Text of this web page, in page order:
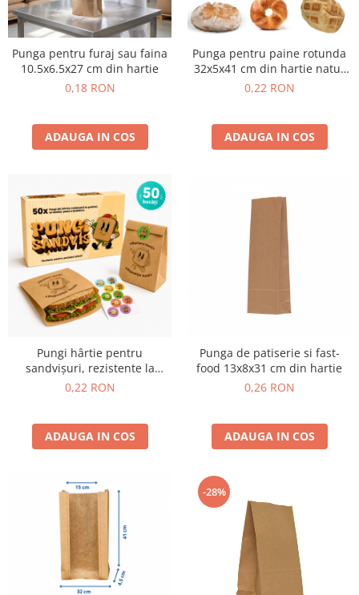
Punga pentru furaj sau faina
10.5x6.5x27 cm din hartie
0,18 RON
ADAUGA IN COS
Punga pentru paine rotunda
32x5x41 cm din hartie natur
au revenit in stoc
0,22 RON
ADAUGA IN COS
Pungi hârtie pentru
sandvișuri, rezistente la
grăsimi, 50 buc, 180 x 220 mm
0,22 RON
ADAUGA IN COS
Punga de patiserie si fast-
food 13x8x31 cm din hartie
0,26 RON
ADAUGA IN COS
-28%